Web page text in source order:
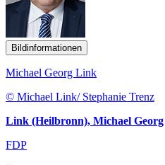
Bildinformationen
Michael Georg Link
© Michael Link/ Stephanie Trenz
Link (Heilbronn), Michael Georg
FDP